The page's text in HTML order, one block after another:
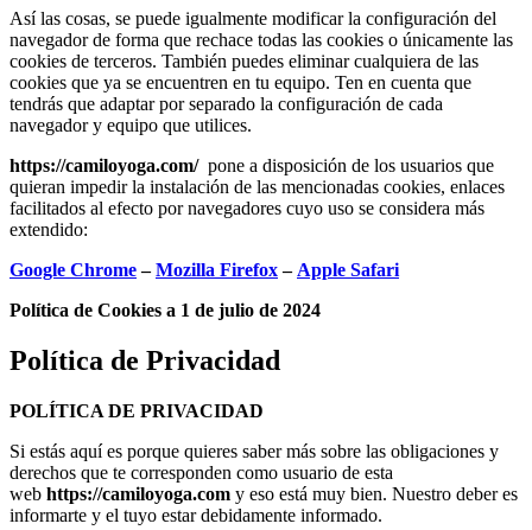
Así las cosas, se puede igualmente modificar la configuración del
navegador de forma que rechace todas las cookies o únicamente las
cookies de terceros. También puedes eliminar cualquiera de las
cookies que ya se encuentren en tu equipo. Ten en cuenta que
tendrás que adaptar por separado la configuración de cada
navegador y equipo que utilices.
https://camiloyoga.com/pone a disposición de los usuarios que
quieran impedir la instalación de las mencionadas cookies, enlaces
facilitados al efecto por navegadores cuyo uso se considera más
extendido:
Google Chrome–Mozilla Firefox– Apple Safari
Política de Cookies a 1 de julio de 2024
Política de Privacidad
POLÍTICA DE PRIVACIDAD
Si estás aquí es porque quieres saber más sobre las obligaciones y
derechos que te corresponden como usuario de esta
web https://camiloyoga.com y eso está muy bien. Nuestro deber es
informarte y el tuyo estar debidamente informado.